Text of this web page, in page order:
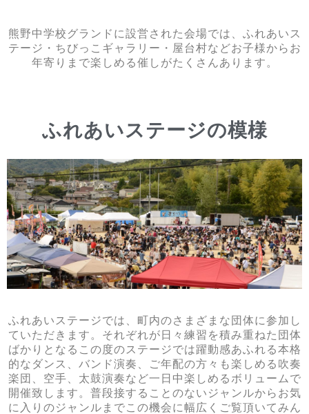
熊野中学校グランドに設営された会場では、ふれあいス
テージ・ちびっこギャラリー・屋台村などお子様からお
年寄りまで楽しめる催しがたくさんあります。
ふれあいステージの模様
ふれあいステージでは、町内のさまざまな団体に参加し
ていただきます。それぞれが日々練習を積み重ねた団体
ばかりとなるこの度のステージでは躍動感あふれる本格
的なダンス、バンド演奏、ご年配の方々も楽しめる吹奏
楽団、空手、太鼓演奏など一日中楽しめるボリュームで
開催致します。普段接することのないジャンルからお気
に入りのジャンルまでこの機会に幅広くご覧頂いてみん